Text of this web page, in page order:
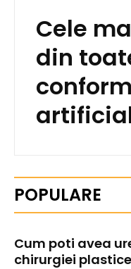
Cele
din
POPULARE
Cum poti avea
chirurgiei